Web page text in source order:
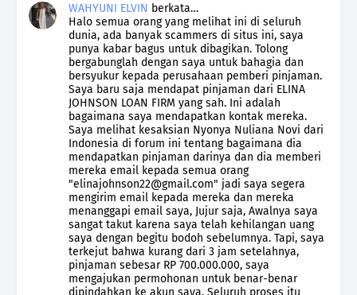
WAHYUNI ELVIN berkata…
Halo semua orang yang melihat ini di seluruh
dunia, ada banyak scammers di situs ini, saya
punya kabar bagus untuk dibagikan. Tolong
bergabunglah dengan saya untuk bahagia dan
bersyukur kepada perusahaan pemberi pinjaman.
Saya baru saja mendapat pinjaman dari ELINA
JOHNSON LOAN FIRM yang sah. Ini adalah
bagaimana saya mendapatkan kontak mereka.
Saya melihat kesaksian Nyonya Nuliana Novi dari
Indonesia di forum ini tentang bagaimana dia
mendapatkan pinjaman darinya dan dia memberi
mereka email kepada semua orang
"elinajohnson22@gmail.com" jadi saya segera
mengirim email kepada mereka dan mereka
menanggapi email saya, Jujur saja, Awalnya saya
sangat takut karena saya telah kehilangan uang
saya dengan begitu bodoh sebelumnya. Tapi, saya
terkejut bahwa kurang dari 3 jam setelahnya,
pinjaman sebesar RP 700.000.000, saya
mengajukan permohonan untuk benar-benar
dipindahkan ke akun saya. Seluruh proses itu